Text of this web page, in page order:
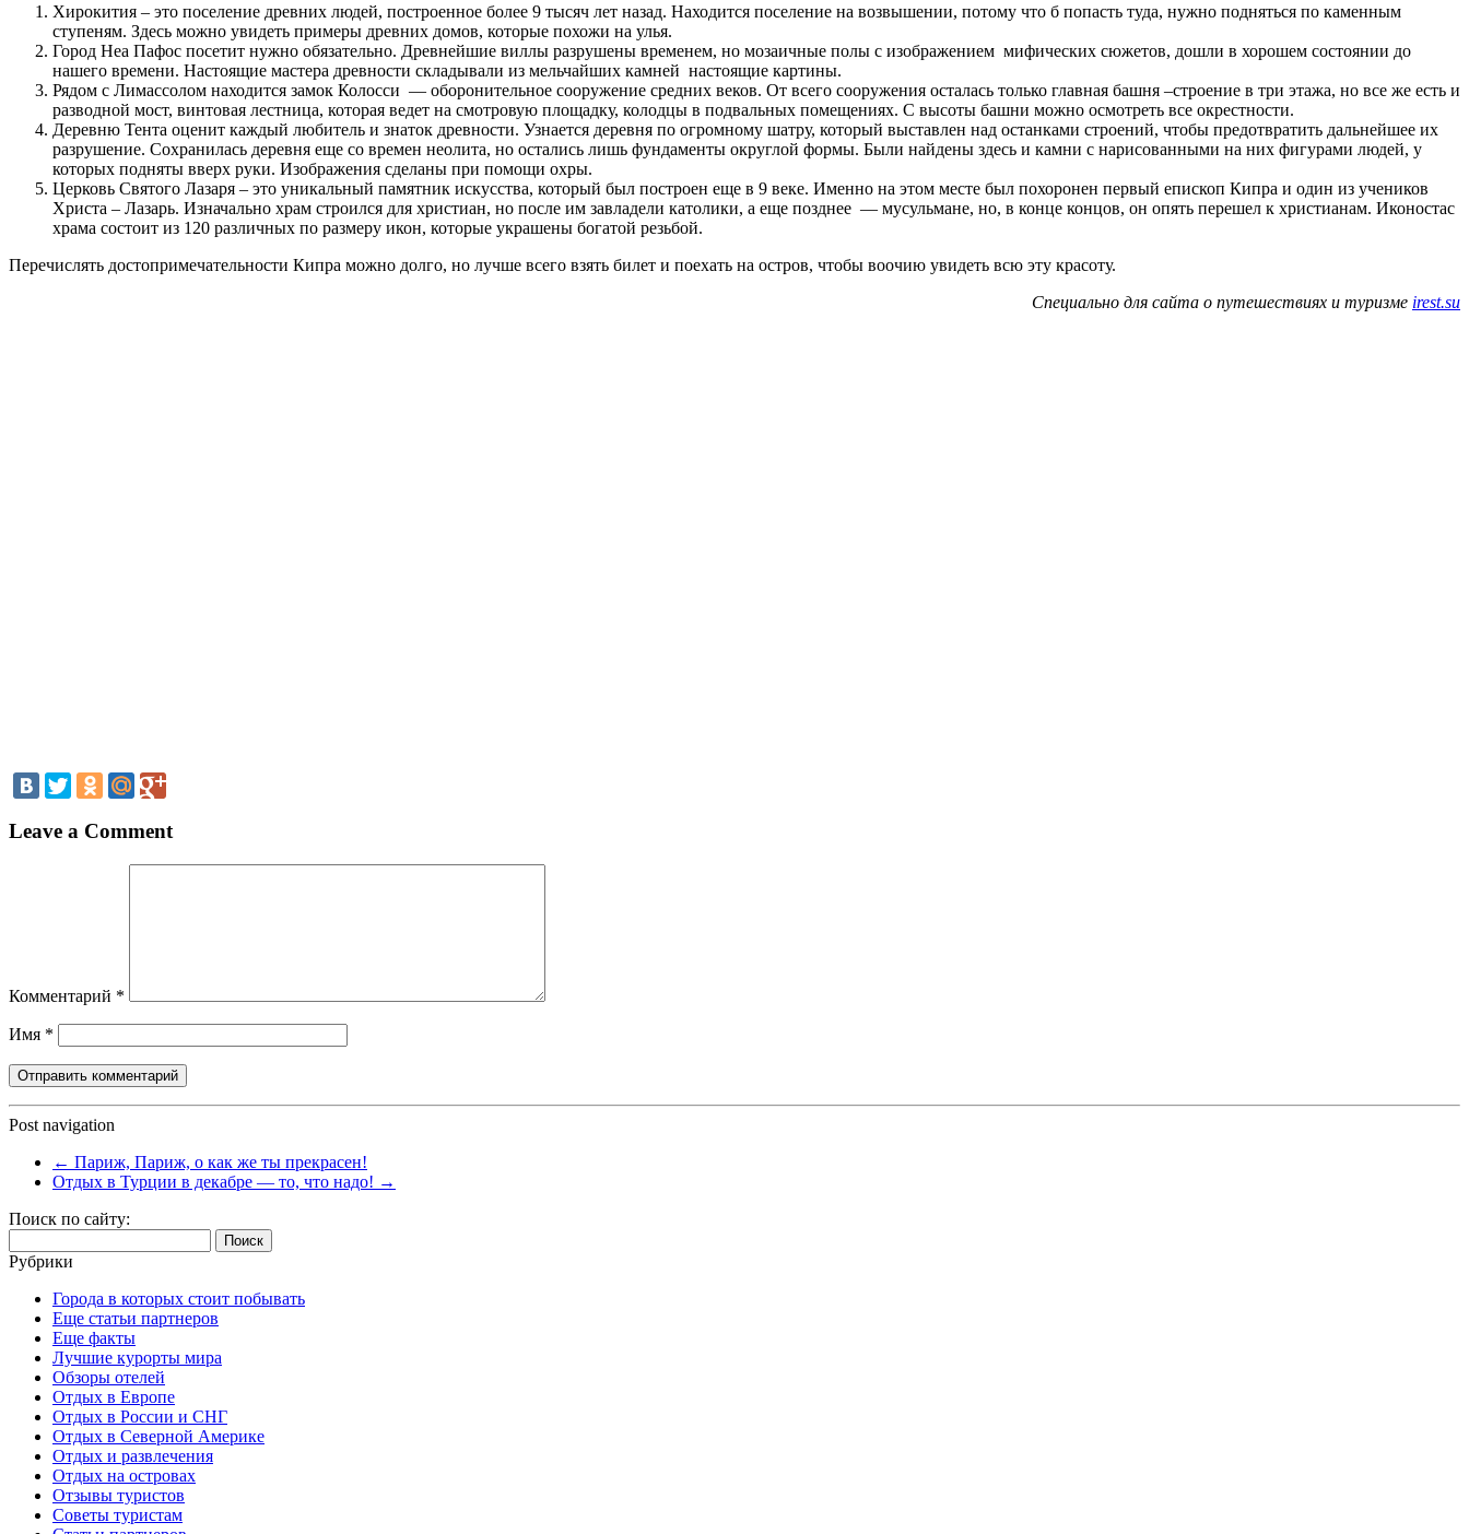
Хирокития – это поселение древних людей, построенное более 9 тысяч лет назад. Находится поселение на возвышении, потому что б попасть туда, нужно подняться по каменным
ступеням. Здесь можно увидеть примеры древних домов, которые похожи на улья.
Город Неа Пафос посетит нужно обязательно. Древнейшие виллы разрушены временем, но мозаичные полы с изображением мифических сюжетов, дошли в хорошем состоянии до
нашего времени. Настоящие мастера древности складывали из мельчайших камней настоящие картины.
Рядом с Лимассолом находится замок Колосси — оборонительное сооружение средних веков. От всего сооружения осталась только главная башня –строение в три этажа, но все же есть и
разводной мост, винтовая лестница, которая ведет на смотровую площадку, колодцы в подвальных помещениях. С высоты башни можно осмотреть все окрестности.
Деревню Тента оценит каждый любитель и знаток древности. Узнается деревня по огромному шатру, который выставлен над останками строений, чтобы предотвратить дальнейшее их
разрушение. Сохранилась деревня еще со времен неолита, но остались лишь фундаменты округлой формы. Были найдены здесь и камни с нарисованными на них фигурами людей, у
которых подняты вверх руки. Изображения сделаны при помощи охры.
Церковь Святого Лазаря – это уникальный памятник искусства, который был построен еще в 9 веке. Именно на этом месте был похоронен первый епископ Кипра и один из учеников
Христа – Лазарь. Изначально храм строился для христиан, но после им завладели католики, а еще позднее — мусульмане, но, в конце концов, он опять перешел к христианам. Иконостас
храма состоит из 120 различных по размеру икон, которые украшены богатой резьбой.
Перечислять достопримечательности Кипра можно долго, но лучше всего взять билет и поехать на остров, чтобы воочию увидеть всю эту красоту.
Специально для сайта о путешествиях и туризме irest.su
Leave a Comment
Комментарий *
Имя *
Post navigation
← Париж, Париж, о как же ты прекрасен!
Отдых в Турции в декабре — то, что надо! →
Поиск по сайту:
Рубрики
Города в которых стоит побывать
Еще статьи партнеров
Еще факты
Лучшие курорты мира
Обзоры отелей
Отдых в Европе
Отдых в России и СНГ
Отдых в Северной Америке
Отдых и развлечения
Отдых на островах
Отзывы туристов
Советы туристам